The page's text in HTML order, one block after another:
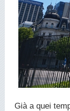
Già a quei